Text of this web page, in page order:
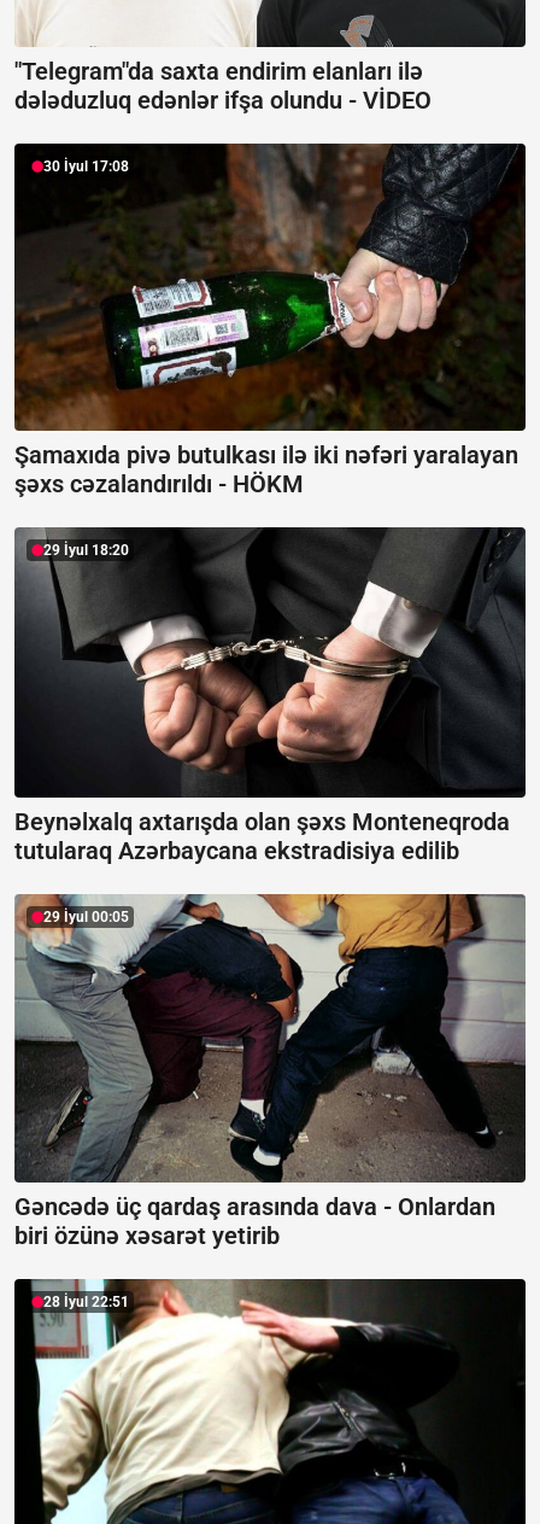
"Telegram"da saxta endirim elanları ilə
dələduzluq edənlər ifşa olundu - VİDEO
30 İyul 17:08
Şamaxıda pivə butulkası ilə iki nəfəri yaralayan
şəxs cəzalandırıldı - HÖKM
29 İyul 18:20
Beynəlxalq axtarışda olan şəxs Monteneqroda
tutularaq Azərbaycana ekstradisiya edilib
29 İyul 00:05
Gəncədə üç qardaş arasında dava - Onlardan
biri özünə xəsarət yetirib
28 İyul 22:51